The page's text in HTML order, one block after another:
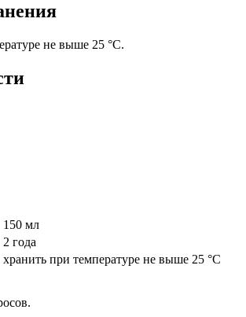
не выше 25 °С.
150 мл
2 года
хранить при температуре не выше 25 °С